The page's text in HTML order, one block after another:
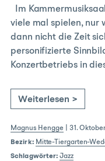
Im
viele mal spielen, nur
dann nicht die Zeit
personifizierte
Konzertbetriebs in
Weiterlesen >
Magnus Hengge| 31.
Bezirk: Mitte-Tiergarten-
Schlagwörter: Jazz